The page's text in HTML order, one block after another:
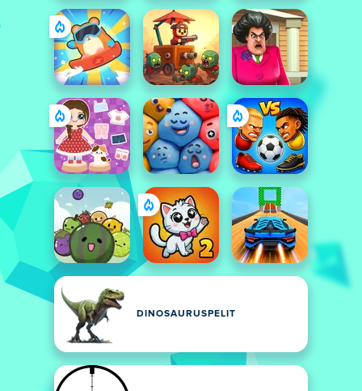
DINOSAURUSPELIT